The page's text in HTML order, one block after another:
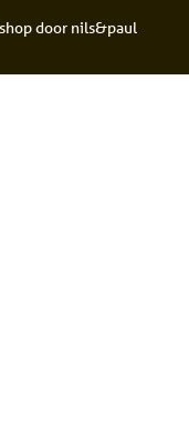
door nils&paul